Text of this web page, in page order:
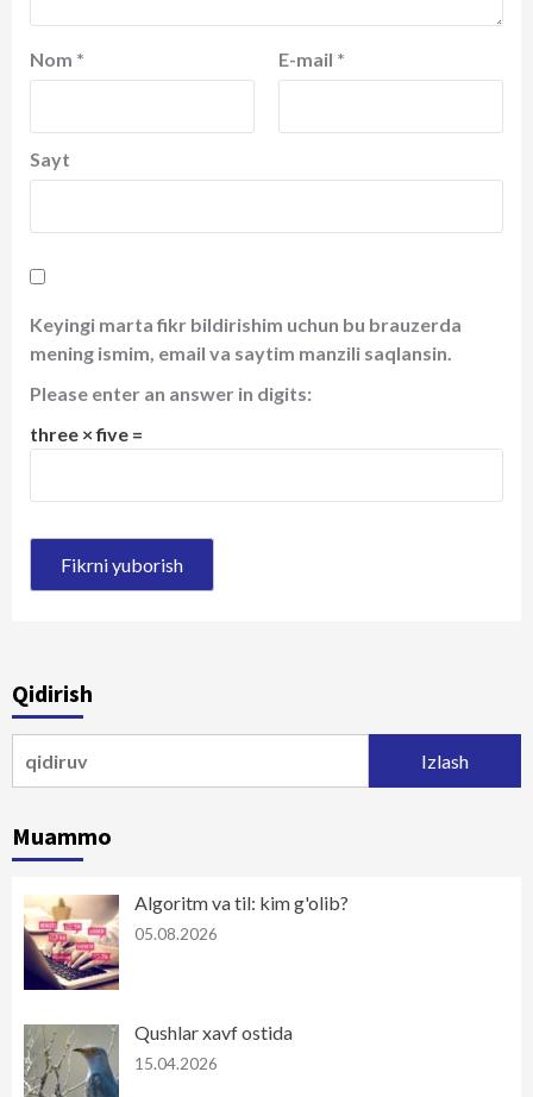
Nom * E-mail *
Sayt
Keyingi marta fikr bildirishim uchun bu brauzerda
mening ismim, email va saytim manzili saqlansin.
Please enter an answer in digits:
three × five =
Qidirish
Muammo
Algoritm va til: kim g'olib?
05.08.2026
Qushlar xavf ostida
15.04.2026